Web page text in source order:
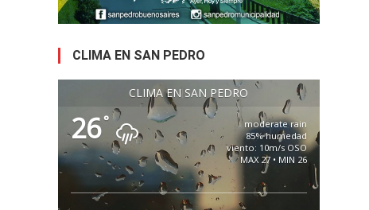
CLIMA EN SAN PEDRO
CLIMA EN SAN PEDRO
26°
moderate rain
85% humedad
viento: 10m/s OSO
MAX 27 • MIN 26